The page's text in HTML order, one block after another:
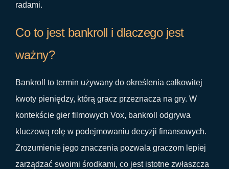
radami.
Co to jest bankroll i dlaczego jest
ważny?
Bankroll to termin używany do określenia całkowitej
kwoty pieniędzy, którą gracz przeznacza na gry. W
kontekście gier filmowych Vox, bankroll odgrywa
kluczową rolę w podejmowaniu decyzji finansowych.
Zrozumienie jego znaczenia pozwala graczom lepiej
zarządzać swoimi środkami, co jest istotne zwłaszcza